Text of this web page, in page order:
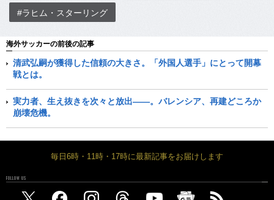
#ラヒム・スターリング
海外サッカーの前後の記事
清武弘嗣が獲得した信頼の大きさ。「外国人選手」にとって開幕
戦とは。
実力者、生え抜きを次々と放出――。バレンシア、再建どころか
崩壊危機。
毎日6時・11時・17時に最新記事をお届けします
FOLLOW US